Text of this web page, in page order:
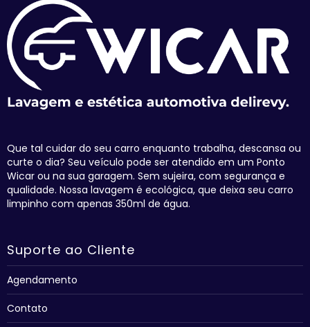
Que tal cuidar do seu carro enquanto trabalha, descansa ou
curte o dia? Seu veículo pode ser atendido em um Ponto
Wicar ou na sua garagem. Sem sujeira, com segurança e
qualidade. Nossa lavagem é ecológica, que deixa seu carro
limpinho com apenas 350ml de água.
Suporte ao Cliente
Agendamento
Contato